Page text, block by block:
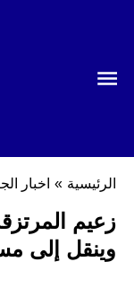
الرئيسية » اخبار
زعيم
وينقل إلى